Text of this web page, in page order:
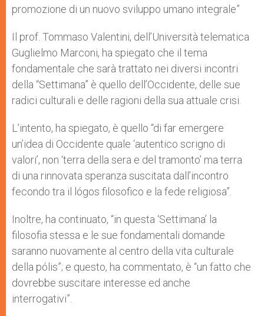
promozione di un nuovo sviluppo umano integrale”
Il prof. Tommaso Valentini, dell’Università telematica
Guglielmo Marconi, ha spiegato che il tema
fondamentale che sarà trattato nei diversi incontri
della “Settimana” è quello dell’Occidente, delle sue
radici culturali e delle ragioni della sua attuale crisi.
L’intento, ha spiegato, è quello “di far emergere
un’idea di Occidente quale ‘autentico scrigno di
valori’, non ‘terra della sera e del tramonto’ ma terra
di una rinnovata speranza suscitata dall’incontro
fecondo tra il lógos filosofico e la fede religiosa”.
Inoltre, ha continuato, “in questa ‘Settimana’ la
filosofia stessa e le sue fondamentali domande
saranno nuovamente al centro della vita culturale
della pólis”; e questo, ha commentato, è “un fatto che
dovrebbe suscitare interesse ed anche
interrogativi”.